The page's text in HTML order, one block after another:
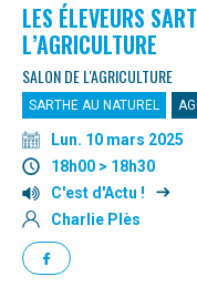
LES ÉLEVEURS
L’AGRICULTURE
SALON DE L'AGRICULTURE
SARTHE AU NATUREL
Lun. 10 mars 2025
18h00 > 18h30
C'est d'Actu !
Charlie Plès